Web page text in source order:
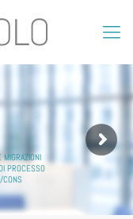
PROCESSO